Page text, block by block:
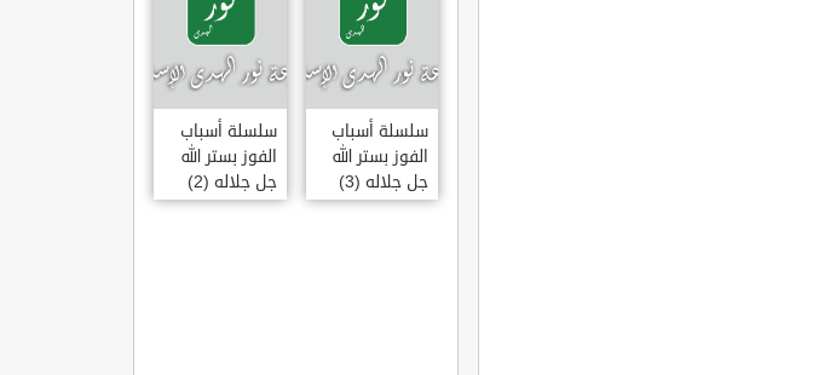
سلسلة أسباب
الفوز بستر الله
جل جلاله (3)
سلسلة أسباب
الفوز بستر الله
جل جلاله (2)